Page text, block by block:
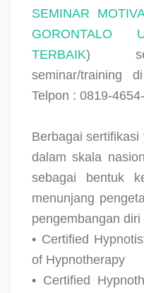
SEMINAR
GORONTALO
TERBAIK)
seminar/training
Telpon : 0819-
Berbagai
dalam skala
sebagai bentuk
menunjang
pengembangan
• Certified
of Hypnotherapy
• Certified